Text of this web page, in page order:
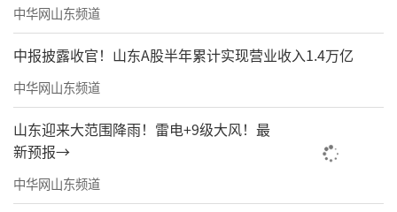
建筑工程学院副院长滕翔睿主持大会
中华网山东频道
中报披露收官！山东A股半年累计实现营业收入1.4万亿
中华网山东频道
山东迎来大范围降雨！雷电+9级大风！最
新预报→
中华网山东频道